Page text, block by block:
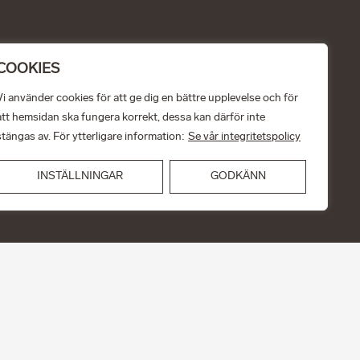
använder cookies för att ge dig en bättre upplevelse och för
hemsidan ska fungera korrekt, dessa kan därför inte
av. För ytterligare information: Se vår integritetspolicy
INSTÄLLNINGAR GODKÄNN